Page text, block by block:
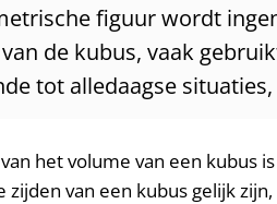
figuur wordt
de kubus, vaak
tot alledaagse
het volume van een kubus
zijden van een kubus gelijk